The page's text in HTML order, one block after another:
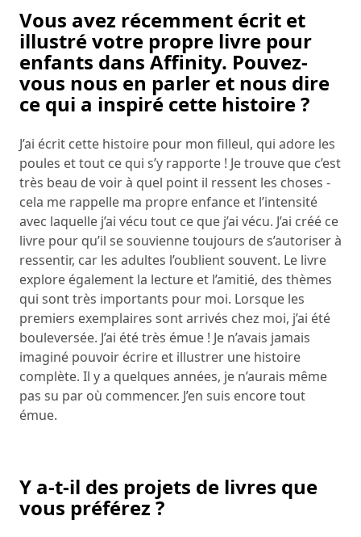
Vous avez récemment écrit et
illustré votre propre livre pour
enfants dans Affinity. Pouvez-
vous nous en parler et nous dire
ce qui a inspiré cette histoire ?
J’ai écrit cette histoire pour mon filleul, qui adore les
poules et tout ce qui s’y rapporte ! Je trouve que c’est
très beau de voir à quel point il ressent les choses -
cela me rappelle ma propre enfance et l’intensité
avec laquelle j’ai vécu tout ce que j’ai vécu. J’ai créé ce
livre pour qu’il se souvienne toujours de s’autoriser à
ressentir, car les adultes l’oublient souvent. Le livre
explore également la lecture et l’amitié, des thèmes
qui sont très importants pour moi. Lorsque les
premiers exemplaires sont arrivés chez moi, j’ai été
bouleversée. J’ai été très émue ! Je n’avais jamais
imaginé pouvoir écrire et illustrer une histoire
complète. Il y a quelques années, je n’aurais même
pas su par où commencer. J’en suis encore tout
émue.
Y a-t-il des projets de livres que
vous préférez ?